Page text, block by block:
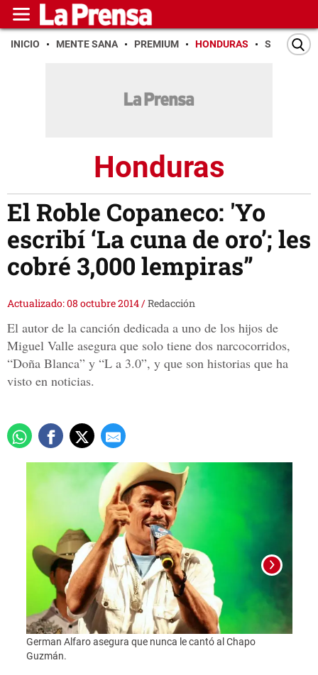
INICIO MENTE SANA PREMIUM HONDURAS SAN PEDRO
Honduras
El Roble Copaneco: 'Yo
escribí ‘La cuna de oro’; les
cobré 3,000 lempiras”
Actualizado: 08 octubre 2014/Redacción
El autor de la canción dedicada a uno de los hijos de
Miguel Valle asegura que solo tiene dos narcocorridos,
“Doña Blanca” y “L a 3.0”, y que son historias que ha
visto en noticias.
German Alfaro asegura que nunca le cantó al Chapo
Guzmán.